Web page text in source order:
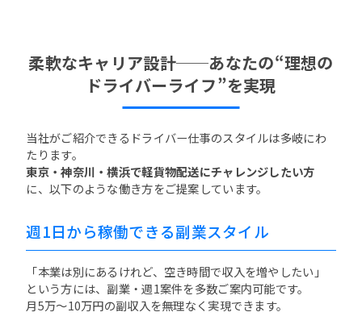
柔軟なキャリア設計──あなたの“理想の
ドライバーライフ”を実現
当社がご紹介できるドライバー仕事のスタイルは多岐にわ
たります。
東京・神奈川・横浜で軽貨物配送にチャレンジしたい方
に、以下のような働き方をご提案しています。
週1日から稼働できる副業スタイル
「本業は別にあるけれど、空き時間で収入を増やしたい」
という方には、副業・週1案件を多数ご案内可能です。
月5万〜10万円の副収入を無理なく実現できます。